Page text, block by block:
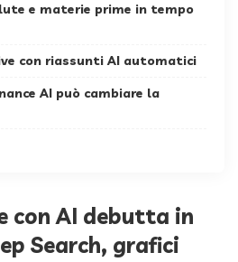
e materie prime in tempo
con riassunti AI automatici
AI può cambiare la
con AI debutta in
Search, grafici